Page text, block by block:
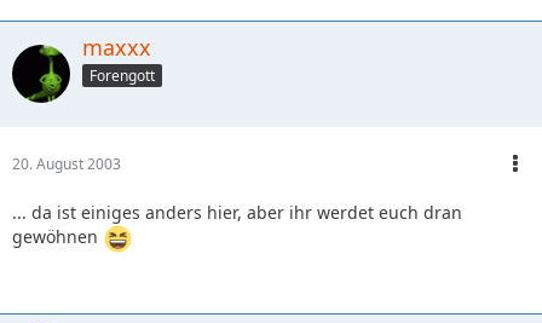
maxxx
Forengott
20. August 2003
... da ist einiges anders hier, aber ihr werdet euch dran
gewöhnen